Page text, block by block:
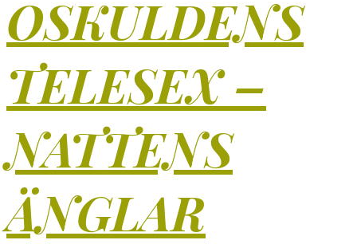
OSKULDENS
TELESEX –
NATTENS
ÄNGLAR